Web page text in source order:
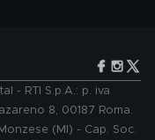
- RTI S.p.A.: p. iva
8, 00187 Roma.
(MI) - Cap. Soc.